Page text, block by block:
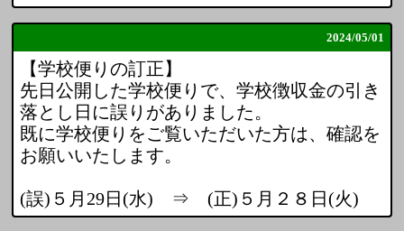
2024/05/01
【学校便りの訂正】
先日公開した学校便りで、学校徴収金の引き
落とし日に誤りがありました。
既に学校便りをご覧いただいた方は、確認を
お願いいたします。
(誤)５月29日(水) ⇒ (正)５月２８日(火)